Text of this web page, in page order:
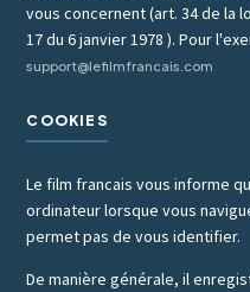
vous concernent (art. 34 de la
17 du 6 janvier 1978 ). Pour
support@lefilmfrancais.com
COOKIES
Le film francais vous informe
ordinateur lorsque vous
permet pas de vous identifier.
De manière générale, il